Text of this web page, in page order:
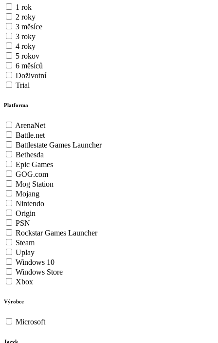
1 rok
2 roky
3 měsíce
3 roky
4 roky
5 rokov
6 měsíců
Doživotní
Trial
Platforma
ArenaNet
Battle.net
Battlestate Games Launcher
Bethesda
Epic Games
GOG.com
Mog Station
Mojang
Nintendo
Origin
PSN
Rockstar Games Launcher
Steam
Uplay
Windows 10
Windows Store
Xbox
Výrobce
Microsoft
Jazyk